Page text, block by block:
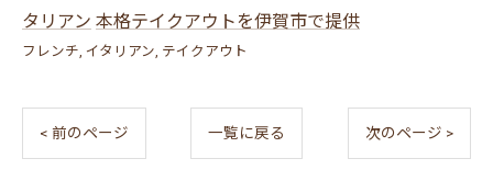
タリアン 本格テイクアウトを伊賀市で提供
フレンチ イタリアン テイクアウト
< 前のページ 一覧に戻る 次のページ >